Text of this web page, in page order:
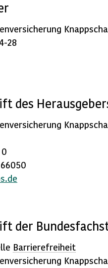
28
des
der
Barrierefreiheit